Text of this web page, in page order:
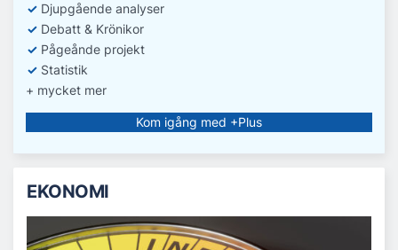
✓ Djupgående analyser
✓ Debatt & Krönikor
✓ Pågeånde projekt
✓ Statistik
+ mycket mer
Kom igång med +Plus
EKONOMI